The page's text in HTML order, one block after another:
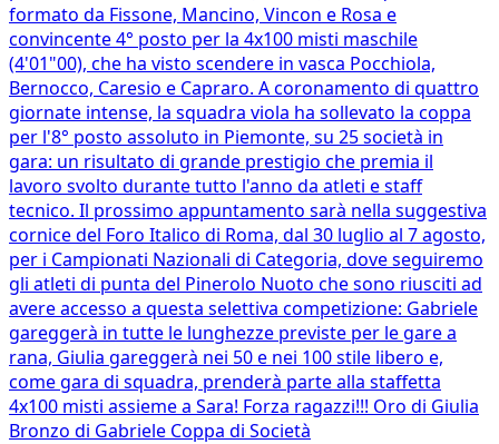
formato da Fissone, Mancino, Vincon e Rosa e
convincente 4° posto per la 4x100 misti maschile
(4'01"00), che ha visto scendere in vasca Pocchiola,
Bernocco, Caresio e Capraro. A coronamento di quattro
giornate intense, la squadra viola ha sollevato la coppa
per l'8° posto assoluto in Piemonte, su 25 società in
gara: un risultato di grande prestigio che premia il
lavoro svolto durante tutto l'anno da atleti e staff
tecnico. Il prossimo appuntamento sarà nella suggestiva
cornice del Foro Italico di Roma, dal 30 luglio al 7 agosto,
per i Campionati Nazionali di Categoria, dove seguiremo
gli atleti di punta del Pinerolo Nuoto che sono riusciti ad
avere accesso a questa selettiva competizione: Gabriele
gareggerà in tutte le lunghezze previste per le gare a
rana, Giulia gareggerà nei 50 e nei 100 stile libero e,
come gara di squadra, prenderà parte alla staffetta
4x100 misti assieme a Sara! Forza ragazzi!!! Oro di Giulia
Bronzo di Gabriele Coppa di Società